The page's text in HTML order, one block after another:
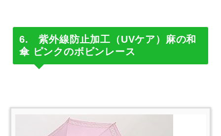
6. 紫外線防止加工（UVケア）麻の和
傘 ピンクのボビンレース